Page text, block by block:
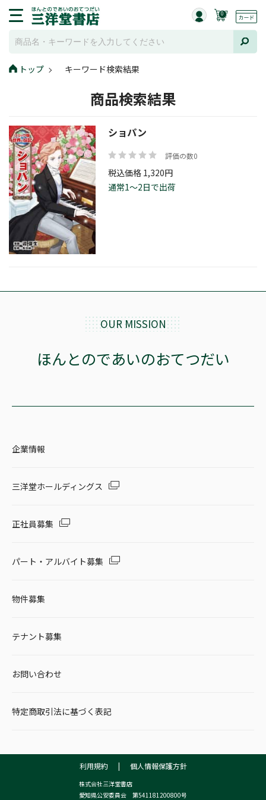
0
トップ キーワード検索結果
商品検索結果
ショパン
評価の数0
税込価格 1,320円
通常1～2日で出荷
OUR MISSION
ほんとのであいのおてつだい
企業情報
三洋堂ホールディングス
正社員募集
パート・アルバイト募集
物件募集
テナント募集
お問い合わせ
特定商取引法に基づく表記
利用規約 | 個人情報保護方針
株式会社三洋堂書店
愛知県公安委員会 第541181200800号